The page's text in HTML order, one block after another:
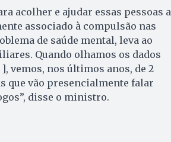
acolher e ajudar essas pessoas a
associado à compulsão nas
de saúde mental, leva ao
Quando olhamos os dados
vemos, nos últimos anos, de 2
que vão presencialmente falar
disse o ministro.